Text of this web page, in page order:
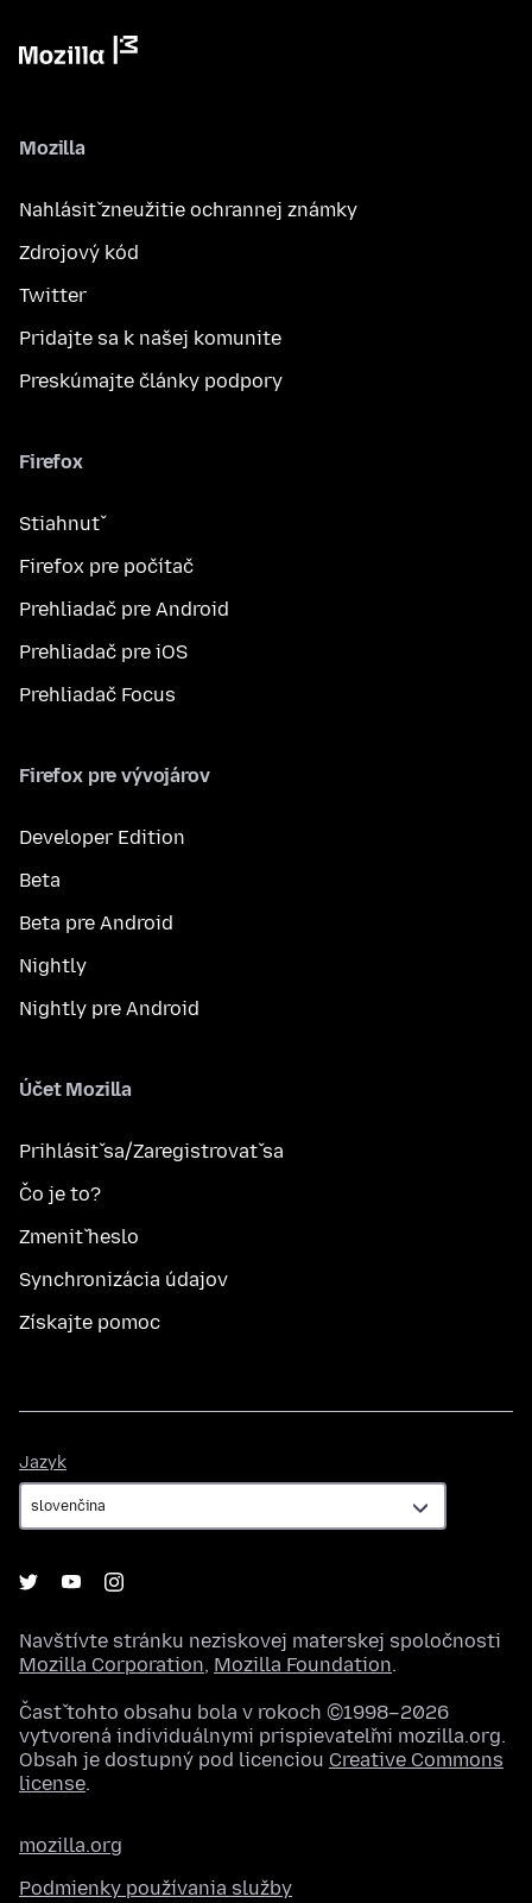
Mozilla
Nahlásiť zneužitie ochrannej známky
Zdrojový kód
Twitter
Pridajte sa k našej komunite
Preskúmajte články podpory
Firefox
Stiahnuť
Firefox pre počítač
Prehliadač pre Android
Prehliadač pre iOS
Prehliadač Focus
Firefox pre vývojárov
Developer Edition
Beta
Beta pre Android
Nightly
Nightly pre Android
Účet Mozilla
Prihlásiť sa/Zaregistrovať sa
Čo je to?
Zmeniť heslo
Synchronizácia údajov
Získajte pomoc
Jazyk
Navštívte stránku neziskovej materskej spoločnosti
Mozilla Corporation, Mozilla Foundation.
Časť tohto obsahu bola v rokoch ©1998–2026
vytvorená individuálnymi prispievateľmi mozilla.org.
Obsah je dostupný pod licenciou Creative Commons
license.
mozilla.org
Podmienky používania služby